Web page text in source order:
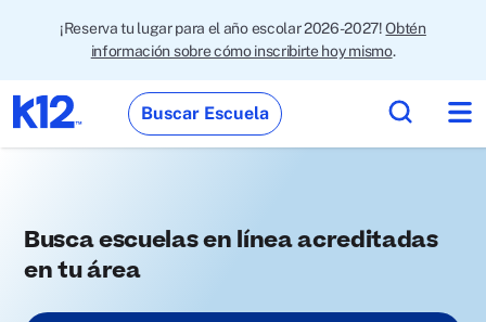
¡Reserva tu lugar para el año escolar 2026-2027!Obtén
información sobre cómo inscribirte hoy mismo.
Buscar Escuela
Busca escuelas en línea acreditadas
en tu área